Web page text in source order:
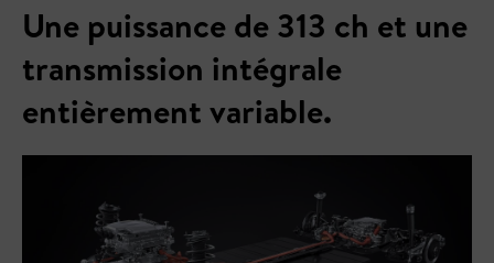
Une puissance de 313 ch et une
transmission intégrale
entièrement variable.